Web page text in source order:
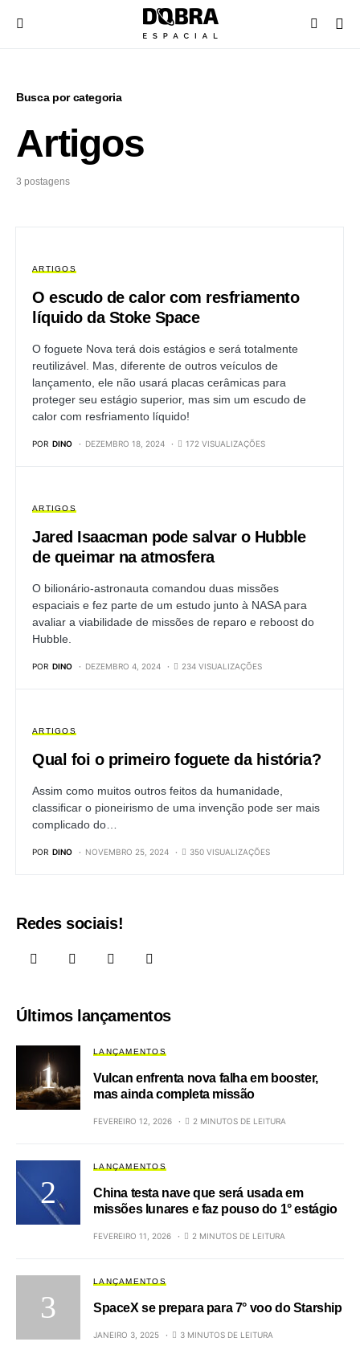
Busca por categoria
Artigos
3 postagens
ARTIGOS
O escudo de calor com resfriamento
líquido da Stoke Space
O foguete Nova terá dois estágios e será totalmente
reutilizável. Mas, diferente de outros veículos de
lançamento, ele não usará placas cerâmicas para
proteger seu estágio superior, mas sim um escudo de
calor com resfriamento líquido!
POR DINO DEZEMBRO 18, 2024 172 VISUALIZAÇÕES
ARTIGOS
Jared Isaacman pode salvar o Hubble
de queimar na atmosfera
O bilionário-astronauta comandou duas missões
espaciais e fez parte de um estudo junto à NASA para
avaliar a viabilidade de missões de reparo e reboost do
Hubble.
POR DINO DEZEMBRO 4, 2024 234 VISUALIZAÇÕES
ARTIGOS
Qual foi o primeiro foguete da história?
Assim como muitos outros feitos da humanidade,
classificar o pioneirismo de uma invenção pode ser mais
complicado do…
POR DINO NOVEMBRO 25, 2024 350 VISUALIZAÇÕES
Redes sociais!
Últimos lançamentos
LANÇAMENTOS
Vulcan enfrenta nova falha em booster,
mas ainda completa missão
FEVEREIRO 12, 2026 2 MINUTOS DE LEITURA
LANÇAMENTOS
China testa nave que será usada em
missões lunares e faz pouso do 1° estágio
FEVEREIRO 11, 2026 2 MINUTOS DE LEITURA
LANÇAMENTOS
SpaceX se prepara para 7° voo do Starship
JANEIRO 3, 2025 3 MINUTOS DE LEITURA